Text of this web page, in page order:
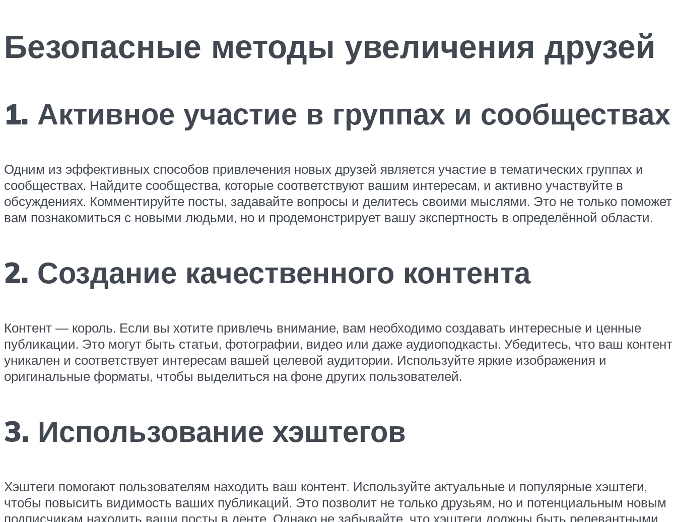
Безопасные методы увеличения друзей
1. Активное участие в группах и сообществах
Одним из эффективных способов привлечения новых друзей является участие в тематических группах и
сообществах. Найдите сообщества, которые соответствуют вашим интересам, и активно участвуйте в
обсуждениях. Комментируйте посты, задавайте вопросы и делитесь своими мыслями. Это не только поможет
вам познакомиться с новыми людьми, но и продемонстрирует вашу экспертность в определённой области.
2. Создание качественного контента
Контент — король. Если вы хотите привлечь внимание, вам необходимо создавать интересные и ценные
публикации. Это могут быть статьи, фотографии, видео или даже аудиоподкасты. Убедитесь, что ваш контент
уникален и соответствует интересам вашей целевой аудитории. Используйте яркие изображения и
оригинальные форматы, чтобы выделиться на фоне других пользователей.
3. Использование хэштегов
Хэштеги помогают пользователям находить ваш контент. Используйте актуальные и популярные хэштеги,
чтобы повысить видимость ваших публикаций. Это позволит не только друзьям, но и потенциальным новым
подписчикам находить ваши посты в ленте. Однако не забывайте, что хэштеги должны быть релевантными